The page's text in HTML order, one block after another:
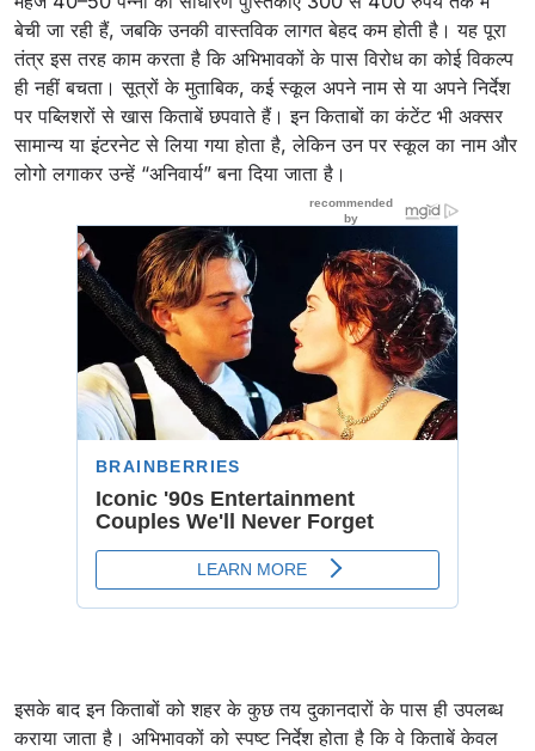
बेची जा रही हैं, जबकि उनकी वास्तविक लागत बेहद कम होती है। यह पूरा
तंत्र इस तरह काम करता है कि अभिभावकों के पास विरोध का कोई विकल्प
ही नहीं बचता। सूत्रों के मुताबिक, कई स्कूल अपने नाम से या अपने निर्देश
पर पब्लिशरों से खास किताबें छपवाते हैं। इन किताबों का कंटेंट भी अक्सर
सामान्य या इंटरनेट से लिया गया होता है, लेकिन उन पर स्कूल का नाम और
लोगो लगाकर उन्हें “अनिवार्य” बना दिया जाता है।
इसके बाद इन किताबों को शहर के कुछ तय दुकानदारों के पास ही उपलब्ध
कराया जाता है। अभिभावकों को स्पष्ट निर्देश होता है कि वे किताबें केवल